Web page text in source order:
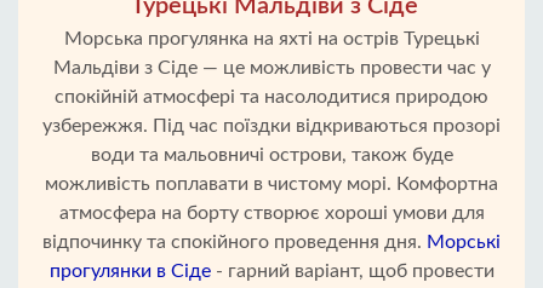
Турецькі Мальдіви з Сіде
Морська прогулянка на яхті на острів Турецькі
Мальдіви з Сіде — це можливість провести час у
спокійній атмосфері та насолодитися природою
узбережжя. Під час поїздки відкриваються прозорі
води та мальовничі острови, також буде
можливість поплавати в чистому морі. Комфортна
атмосфера на борту створює хороші умови для
відпочинку та спокійного проведення дня. Морські
прогулянки в Сіде- гарний варіант, щоб провести